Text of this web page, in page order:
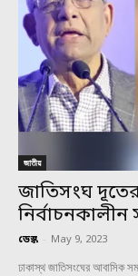
জাতীয়
জাতিসংঘ
ডেস্ক - May 9, 2023
ঢাকাস্থ জাতিসংঘের আবাসিক